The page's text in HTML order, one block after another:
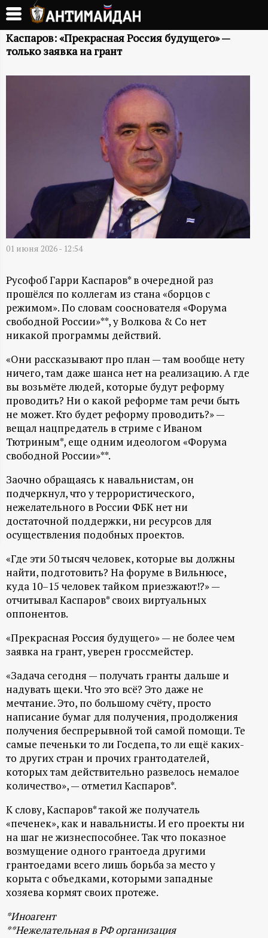
Перейти
основному
содержанию
А
Д
Н
-
и
н
ф
о
м
а
ц
и
о
н
н
ы
й
п
о
р
т
а
л
Каспаров: «Прекрасная Россия будущего» —
только заявка на грант
01 июня 2026 - 12:54
Русофоб Гарри Каспаров* в очередной раз
прошёлся по коллегам из стана «борцов с
режимом». По словам сооснователя «Форума
свободной России»**, у Волкова & Co нет
никакой программы действий.
«Они рассказывают про план — там вообще нету
ничего, там даже шанса нет на реализацию. А где
вы возьмёте людей, которые будут реформу
проводить? Ни о какой реформе там речи быть
не может. Кто будет реформу проводить?» —
вещал нацпредатель в стриме с Иваном
Тютриным*, еще одним идеологом «Форума
свободной России»**.
Заочно обращаясь к навальнистам, он
подчеркнул, что у террористического,
нежелательного в России ФБК нет ни
достаточной поддержки, ни ресурсов для
осуществления подобных проектов.
«Где эти 50 тысяч человек, которые вы должны
найти, подготовить? На форуме в Вильнюсе,
куда 10–15 человек тайком приезжают!?» —
отчитывал Каспаров* своих виртуальных
оппонентов.
«Прекрасная Россия будущего» — не более чем
заявка на грант, уверен гроссмейстер.
«Задача сегодня — получать гранты дальше и
надувать щеки. Что это всё? Это даже не
мечтание. Это, по большому счёту, просто
написание бумаг для получения, продолжения
получения беспрерывной той самой помощи. Те
самые печеньки то ли Госдепа, то ли ещё каких-
то других стран и прочих грантодателей,
которых там действительно развелось немалое
количество», — отметил Каспаров*.
К слову, Каспаров* такой же получатель
«печенек», как и навальнисты. И его проекты ни
на шаг не жизнеспособнее. Так что показное
возмущение одного грантоеда другими
грантоедами всего лишь борьба за место у
корыта с объедками, которыми западные
хозяева кормят своих протеже.
*Иноагент
**Нежелательная в РФ организация